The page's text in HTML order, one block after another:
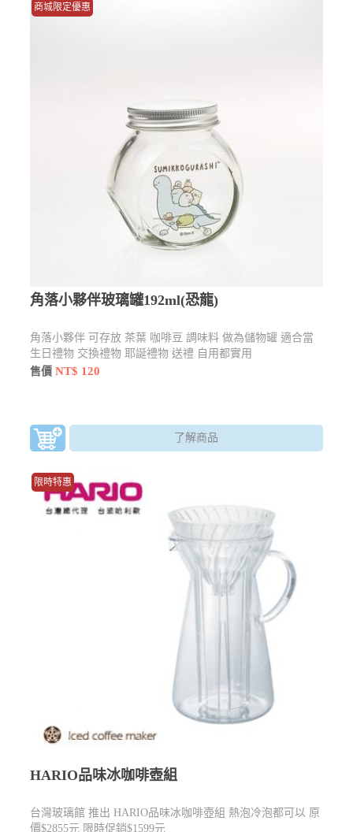
商城限定優惠
角落小夥伴玻璃罐192ml(恐龍)
角落小夥伴 可存放 茶葉 咖啡豆 調味料 做為儲物罐 適合當
生日禮物 交換禮物 耶誕禮物 送禮 自用都實用
售價NT$ 120
了解商品
限時特惠
HARIO品味冰咖啡壺組
台灣玻璃館 推出 HARIO品味冰咖啡壺組 熱泡冷泡都可以 原
價$2855元 限時促銷$1599元